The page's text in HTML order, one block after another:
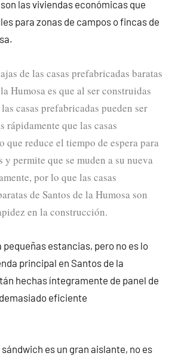
las viviendas económicas que
para zonas de campos o fincas de
de las casas prefabricadas baratas
Humosa es que al ser construidas
casas prefabricadas pueden ser
rápidamente que las casas
que reduce el tiempo de espera para
permite que se muden a su nueva
por lo que las casas
de Santos de la Humosa son
en la construcción.
pequeñas estancias, pero no es lo
principal en Santos de la
hechas íntegramente de panel de
eficiente
es un gran aislante, no es